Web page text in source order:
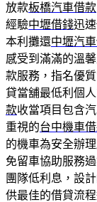
放款板橋汽車借款
經驗中壢借錢迅
本利攤還中壢汽
感受到滿滿的溫
款服務，指名優
貸當舖最低利個
款收當項目包含
重視的台中機車
的機車為安全辦
免留車協助服務
團隊低利息，設
供最佳的借貸流